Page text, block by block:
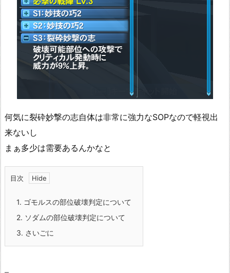
何気に裂砕妙撃の志自体は非常に強力なSOPなので軽視出
来ないし
まぁ多少は需要あるんかなと
目次
1. ゴモルスの部位破壊判定について
2. ソダムの部位破壊判定について
3. さいごに